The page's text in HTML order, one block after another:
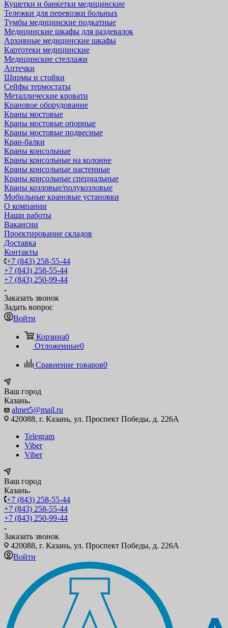
Кушетки и банкетки медицинские
Тележки для перевозки больных
Тумбы медицинские подкатные
Медицинские шкафы для раздевалок
Архивные медицинские шкафы
Картотеки медицинские
Медицинские стеллажи
Аптечки
Ширмы и стойки
Сейфы термостаты
Металлические кровати
Крановое оборудование
Краны мостовые
Краны мостовые опорные
Краны мостовые подвесные
Кран-балки
Краны консольные
Краны консольные на колонне
Краны консольные настенные
Краны консольные специальные
Краны козловые/полукозловые
Мобильные крановые установки
О компании
Наши работы
Вакансии
Проектирование складов
Доставка
Контакты
+7 (843) 258-55-44
+7 (843) 258-55-44
+7 (843) 250-99-44
Заказать звонок
Задать вопрос
Войти
Корзина0
Отложенные0
Сравнение товаров0
Ваш город
Казань
almet5@mail.ru
420088, г. Казань, ул. Проспект Победы, д. 226А
Telegram
Viber
Viber
Ваш город
Казань
+7 (843) 258-55-44
+7 (843) 258-55-44
+7 (843) 250-99-44
Заказать звонок
420088, г. Казань, ул. Проспект Победы, д. 226А
Войти